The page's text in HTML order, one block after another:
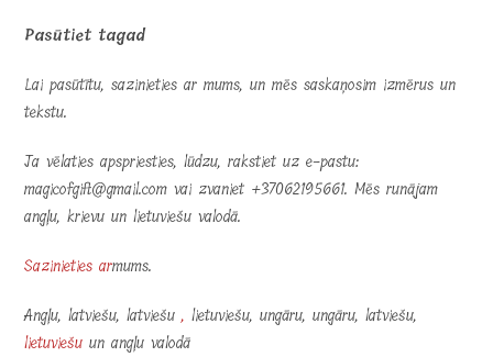
Pasūtiet tagad
Lai pasūtītu, sazinieties ar mums, un mēs saskaņosim izmērus un
tekstu.
Ja vēlaties apspriesties, lūdzu, rakstiet uz e-pastu:
magicofgift@gmail.com vai zvaniet +37062195661. Mēs runājam
angļu, krievu un lietuviešu valodā.
Sazinieties armums.
Angļu, latviešu, latviešu, lietuviešu, ungāru, ungāru, latviešu,
lietuviešu un angļu valodā